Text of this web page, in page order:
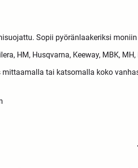
Sopii pyöränlaakeriksi
HM, Husqvarna, Keeway, MBK,
tai katsomalla koko